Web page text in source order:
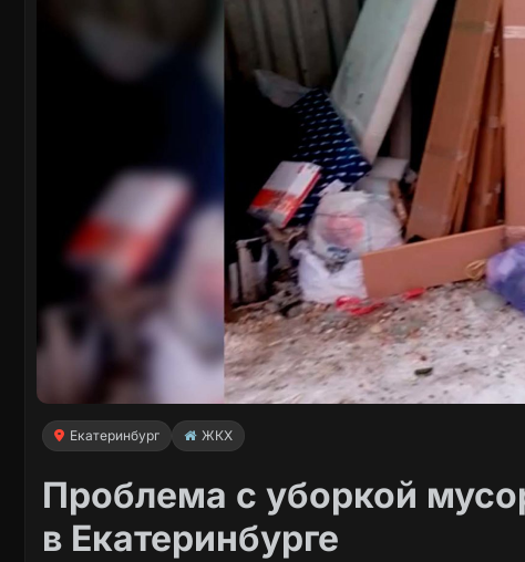
Екатеринбург ЖКХ
Проблема с уборкой
в Екатеринбурге